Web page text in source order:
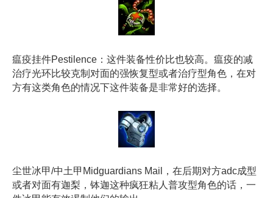
瘟疫挂件Pestilence：这件装备性价比也较高。瘟疫的减
治疗光环比较克制对面的强恢复型或者治疗型角色，在对
方有这类角色的情况下这件装备是非常好的选择。
尘世冰甲/中土甲Midguardians Mail，在后期对方adc成型
或者对面有迦梨，钵迦这种疯狂粘人普攻型角色的话，一